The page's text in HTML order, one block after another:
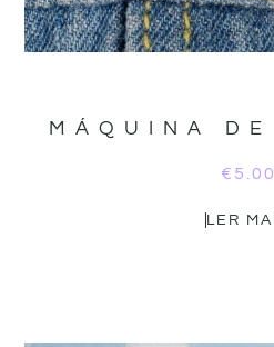
MÁQUINA DE
€ 5.00
LER